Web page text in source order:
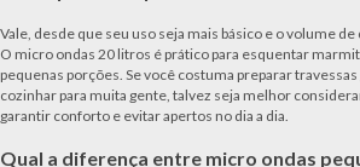
Vale, desde que seu uso seja mais básico e o volume
O micro ondas 20 litros é prático para esquentar
pequenas porções. Se você costuma preparar
cozinhar para muita gente, talvez seja melhor
garantir conforto e evitar apertos no dia a dia.
Qual a diferença entre micro ondas